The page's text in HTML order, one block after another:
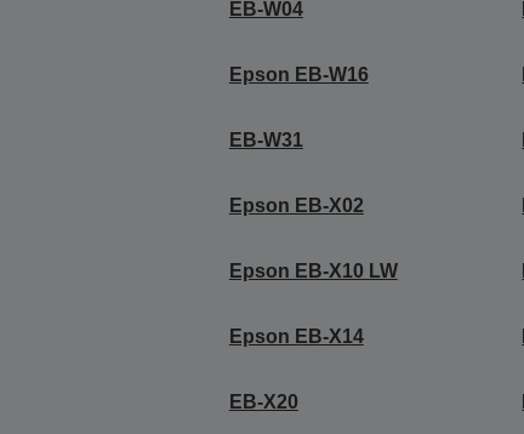
EB-W04
Epson EB-W16
EB-W31
Epson EB-X02
Epson EB-X10 LW
Epson EB-X14
EB-X20